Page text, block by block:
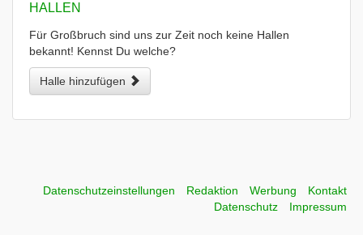
HALLEN
Für Großbruch sind uns zur Zeit noch keine Hallen
bekannt! Kennst Du welche?
Halle hinzufügen
Datenschutzeinstellungen Redaktion Werbung
Kontakt
Datenschutz
Impressum